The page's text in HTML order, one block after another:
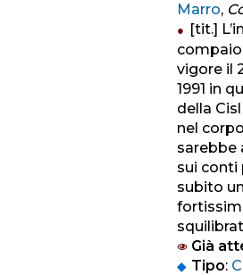
Marro,
[tit.]
vigore il
1991 in
della
nel
sarebbe
sui conti
subito
Già
Tipo: